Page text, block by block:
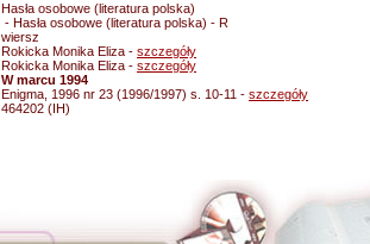
Hasła osobowe (literatura polska)
- Hasła osobowe (literatura polska) - R
wiersz
Rokicka Monika Eliza - szczegóły
Rokicka Monika Eliza - szczegóły
W marcu 1994
Enigma, 1996 nr 23 (1996/1997) s. 10-11 - szczegóły
464202 (IH)